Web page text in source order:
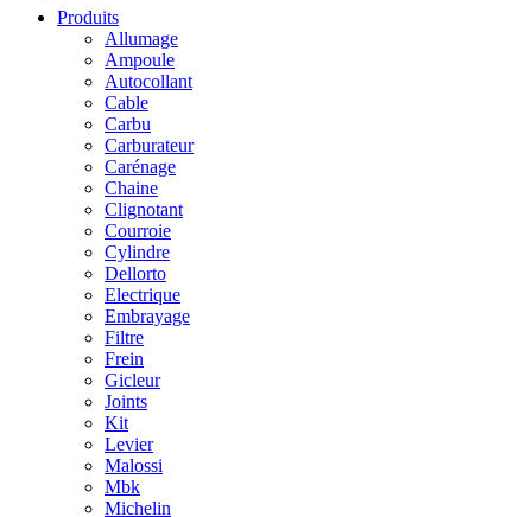
Produits
Allumage
Ampoule
Autocollant
Cable
Carbu
Carburateur
Carénage
Chaine
Clignotant
Courroie
Cylindre
Dellorto
Electrique
Embrayage
Filtre
Frein
Gicleur
Joints
Kit
Levier
Malossi
Mbk
Michelin